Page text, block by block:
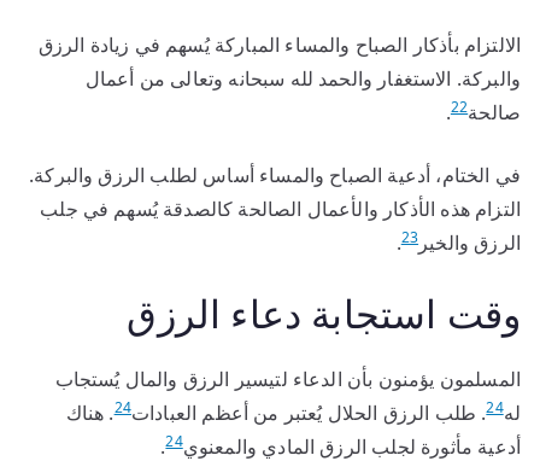
الالتزام بأذكار الصباح والمساء المباركة يُسهم في زيادة الرزق
والبركة. الاستغفار والحمد لله سبحانه وتعالى من أعمال
صالحة22
.
في الختام، أدعية الصباح والمساء أساس لطلب الرزق والبركة.
التزام هذه الأذكار والأعمال الصالحة كالصدقة يُسهم في جلب
الرزق والخير 23
.
وقت استجابة دعاء الرزق
المسلمون يؤمنون بأن الدعاء لتيسير الرزق والمال يُستجاب
له24. طلب الرزق الحلال يُعتبر من أعظم العبادات24. هناك
أدعية مأثورة لجلب الرزق المادي والمعنوي24
.